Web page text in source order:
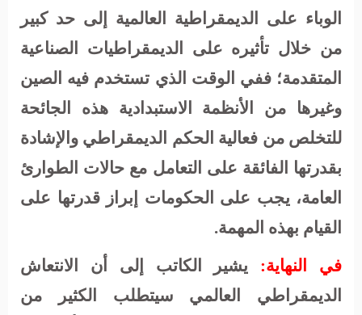
الوباء على الديمقراطية العالمية إلى حد كبير
من خلال تأثيره على الديمقراطيات الصناعية
المتقدمة؛ ففي الوقت الذي تستخدم فيه الصين
وغيرها من الأنظمة الاستبدادية هذه الجائحة
للتخلص من فعالية الحكم الديمقراطي والإشادة
بقدرتها الفائقة على التعامل مع حالات الطوارئ
العامة، يجب على الحكومات إبراز قدرتها على
القيام بهذه المهمة.
في النهاية: يشير الكاتب إلى أن الانتعاش
الديمقراطي العالمي سيتطلب الكثير من